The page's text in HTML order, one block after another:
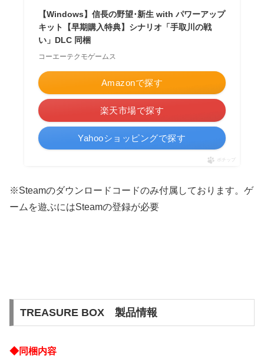
【Windows】信長の野望･新生 with パワーアップ
キット【早期購入特典】シナリオ「手取川の戦
い」DLC 同梱
コーエーテクモゲームス
Amazonで探す
楽天市場で探す
Yahooショッピングで探す
ポチップ
※Steamのダウンロードコードのみ付属しております。ゲ
ームを遊ぶにはSteamの登録が必要
TREASURE BOX 製品情報
◆同梱内容